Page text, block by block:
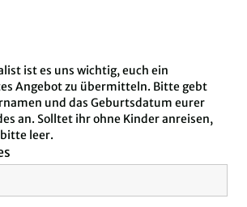
ist es uns wichtig, euch ein
Angebot zu übermitteln. Bitte gebt
und das Geburtsdatum eurer
an. Solltet ihr ohne Kinder anreisen,
leer.